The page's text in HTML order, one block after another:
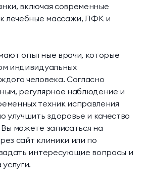
включая современные
лечебные массажи, ЛФК и
опытные врачи, которые
индивидуальных
человека. Согласно
регулярное наблюдение и
техник исправления
улучшить здоровье и качество
можете записаться на
сайт клиники или по
интересующие вопросы и